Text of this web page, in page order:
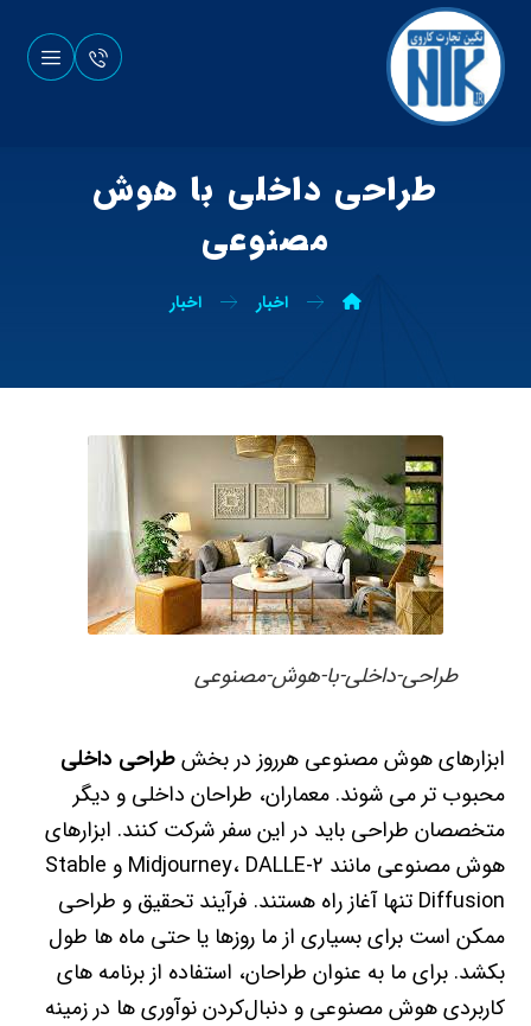
طراحی داخلی با هوش
مصنوعی
اخبار اخبار
طراحی-داخلی-با-هوش-مصنوعی
ابزارهای هوش مصنوعی هرروز در بخشطراحی داخلی
محبوب تر می شوند. معماران، طراحان داخلی و دیگر
متخصصان طراحی باید در این سفر شرکت کنند. ابزارهای
هوش مصنوعی مانند Midjourney، DALLE-۲ و Stable
Diffusion تنها آغاز راه هستند. فرآیند تحقیق و طراحی
ممکن است برای بسیاری از ما روزها یا حتی ماه ها طول
بکشد. برای ما به عنوان طراحان، استفاده از برنامه های
کاربردی هوش مصنوعی و دنبال‌کردن نوآوری ها در زمینه